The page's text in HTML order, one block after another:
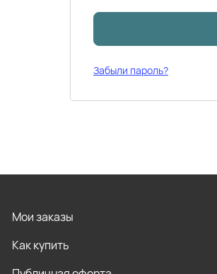
Забыли пароль?
Мои заказы
Как купить